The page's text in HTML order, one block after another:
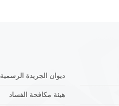
ديوان الجريدة الرسمية
هيئة مكافحة الفساد